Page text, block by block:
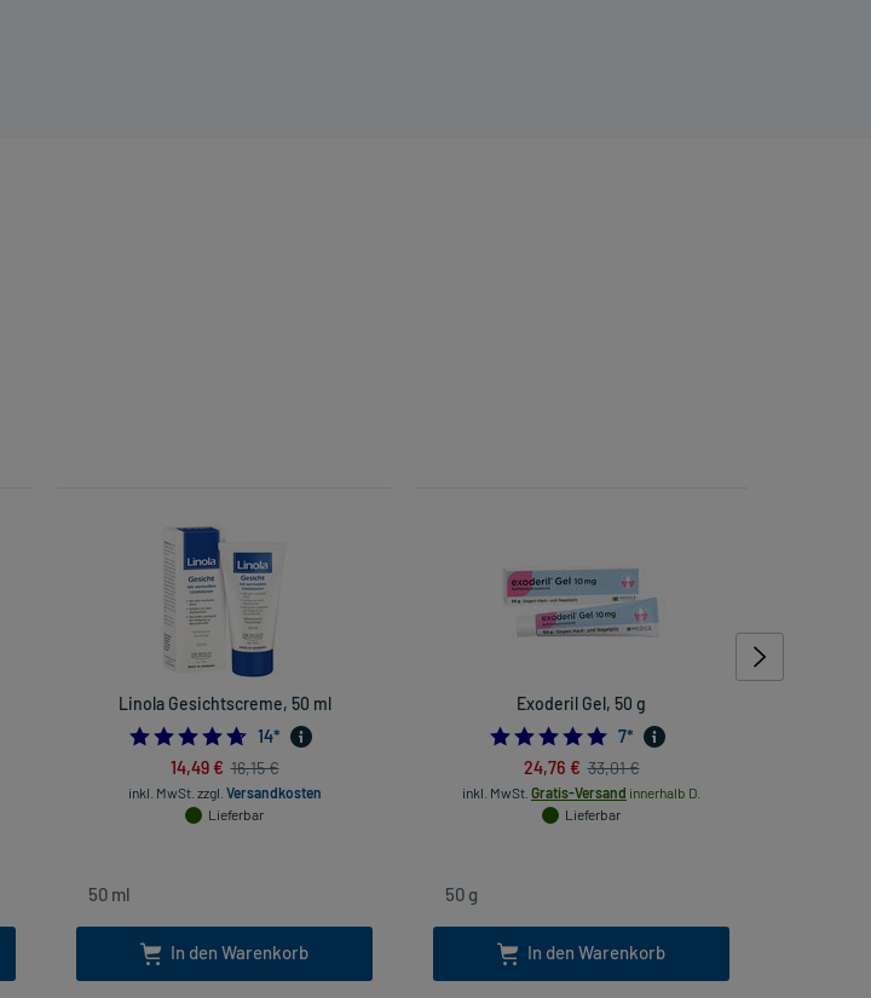
Linola Gesichtscreme, 50 ml
4.714285714285714
14*
14,49 € 16,15 €
inkl. MwSt. zzgl. Versandkosten
Lieferbar
In den Warenkorb
Exoderil Gel, 50 g
5.0
7*
24,76 € 33,01 €
inkl. MwSt. Gratis-Versand innerhalb D.
Lieferbar
In den Warenkorb